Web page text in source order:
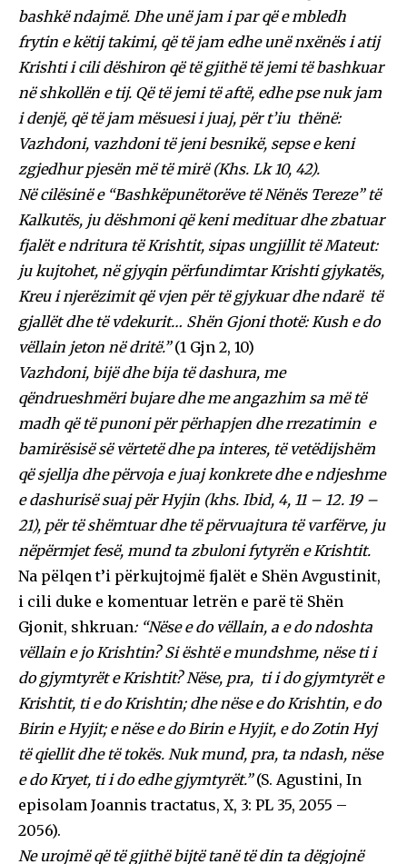
bashkë ndajmë. Dhe unë jam i par që e mbledh
frytin e këtij takimi, që të jam edhe unë nxënës i atij
Krishti i cili dëshiron që të gjithë të jemi të bashkuar
në shkollën e tij. Që të jemi të aftë, edhe pse nuk jam
i denjë, që të jam mësuesi i juaj, për t’iu thënë:
Vazhdoni, vazhdoni të jeni besnikë, sepse e keni
zgjedhur pjesën më të mirë (Khs. Lk 10, 42).
Në cilësinë e “Bashkëpunëtorëve të Nënës Tereze” të
Kalkutës, ju dëshmoni që keni medituar dhe zbatuar
fjalët e ndritura të Krishtit, sipas ungjillit të Mateut:
ju kujtohet, në gjyqin përfundimtar Krishti gjykatës,
Kreu i njerëzimit që vjen për të gjykuar dhe ndarë të
gjallët dhe të vdekurit… Shën Gjoni thotë: Kush e do
vëllain jeton në dritë.”(1 Gjn 2, 10)
Vazhdoni, bijë dhe bija të dashura, me
qëndrueshmëri bujare dhe me angazhim sa më të
madh që të punoni për përhapjen dhe rrezatimin e
bamirësisë së vërtetë dhe pa interes, të vetëdijshëm
që sjellja dhe përvoja e juaj konkrete dhe e ndjeshme
e dashurisë suaj për Hyjin (khs. Ibid, 4, 11 – 12. 19 –
21), për të shëmtuar dhe të përvuajtura të varfërve, ju
nëpërmjet fesë, mund ta zbuloni fytyrën e Krishtit.
Na pëlqen t’i përkujtojmë fjalët e Shën Avgustinit,
i cili duke e komentuar letrën e parë të Shën
Gjonit, shkruan: “Nëse e do vëllain, a e do ndoshta
vëllain e jo Krishtin? Si është e mundshme, nëse ti i
do gjymtyrët e Krishtit? Nëse, pra, ti i do gjymtyrët e
Krishtit, ti e do Krishtin; dhe nëse e do Krishtin, e do
Birin e Hyjit; e nëse e do Birin e Hyjit, e do Zotin Hyj
të qiellit dhe të tokës. Nuk mund, pra, ta ndash, nëse
e do Kryet, ti i do edhe gjymtyrët.”(S. Agustini, In
episolam Joannis tractatus, X, 3: PL 35, 2055 –
2056).
Ne urojmë që të gjithë bijtë tanë të din ta dëgjojnë